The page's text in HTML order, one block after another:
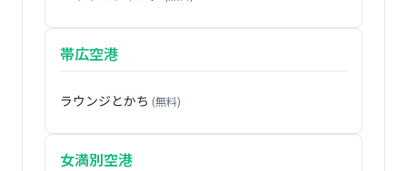
帯広空港
ラウンジとかち (無料)
女満別空港